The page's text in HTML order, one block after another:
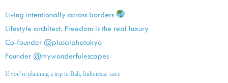
Living intentionally across borders
Lifestyle architect. Freedom is the real luxury
Co-founder @plusalphatokyo
Founder @mywonderfulescapes
If you’re planning a trip to Bali, Indonesia, save